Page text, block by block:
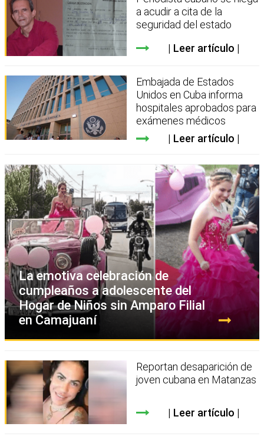
a acudir a cita de la
seguridad del estado
Leer artículo
Embajada de Estados
Unidos en Cuba informa
hospitales aprobados para
exámenes médicos
Leer artículo
La emotiva celebración de
cumpleaños a adolescente del
Hogar de Niños sin Amparo Filial
en Camajuaní
Reportan desaparición de
joven cubana en Matanzas
Leer artículo